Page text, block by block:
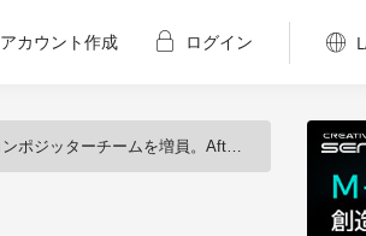
アカウント作成 ログイン
。After Effectsを極めたい人歓迎【ディレクションシーズ】